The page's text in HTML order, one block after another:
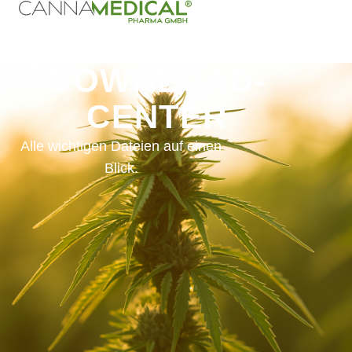
DOWNLOAD-
CENTER
Alle wichtigen Dateien auf einen
Blick.